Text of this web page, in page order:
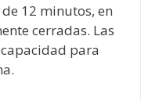
12 minutos, en
cerradas. Las
para